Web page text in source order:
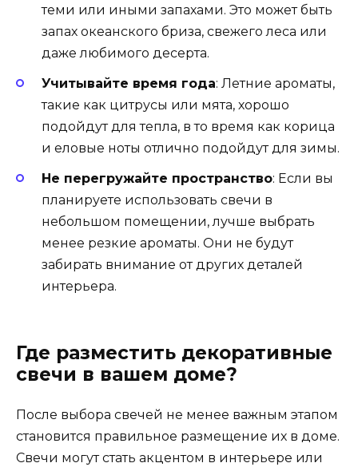
теми или иными запахами. Это может быть
запах океанского бриза, свежего леса или
даже любимого десерта.
Учитывайте время года: Летние ароматы,
такие как цитрусы или мята, хорошо
подойдут для тепла, в то время как корица
и еловые ноты отлично подойдут для зимы.
Не перегружайте пространство: Если вы
планируете использовать свечи в
небольшом помещении, лучше выбрать
менее резкие ароматы. Они не будут
забирать внимание от других деталей
интерьера.
Где разместить декоративные
свечи в вашем доме?
После выбора свечей не менее важным этапом
становится правильное размещение их в доме.
Свечи могут стать акцентом в интерьере или